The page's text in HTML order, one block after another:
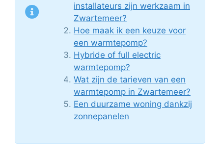
installateurs zijn werkzaam in
Zwartemeer?
Hoe maak ik een keuze voor
een warmtepomp?
Hybride of full electric
warmtepomp?
Wat zijn de tarieven van een
warmtepomp in Zwartemeer?
Een duurzame woning dankzij
zonnepanelen